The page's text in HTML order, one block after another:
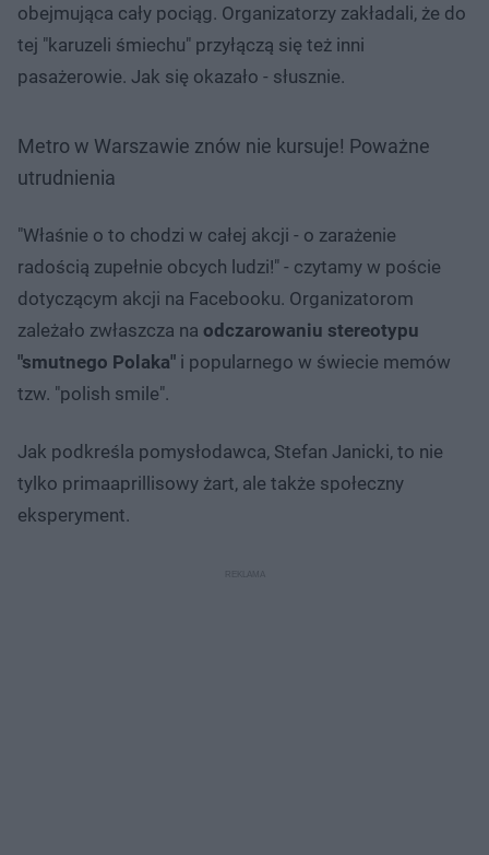
obejmująca cały pociąg. Organizatorzy zakładali, że do
tej "karuzeli śmiechu" przyłączą się też inni
pasażerowie. Jak się okazało - słusznie.
Metro w Warszawie znów nie kursuje! Poważne
utrudnienia
"Właśnie o to chodzi w całej akcji - o zarażenie
radością zupełnie obcych ludzi!" - czytamy w poście
dotyczącym akcji na Facebooku. Organizatorom
zależało zwłaszcza na odczarowaniu stereotypu
"smutnego Polaka" i popularnego w świecie memów
tzw. "polish smile".
Jak podkreśla pomysłodawca, Stefan Janicki, to nie
tylko primaaprillisowy żart, ale także społeczny
eksperyment.